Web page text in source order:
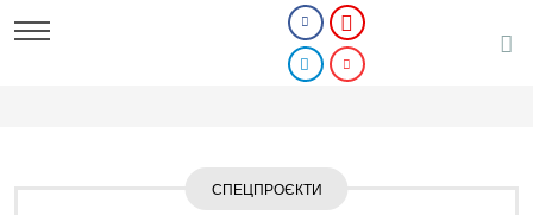
СПЕЦПРОЄКТИ